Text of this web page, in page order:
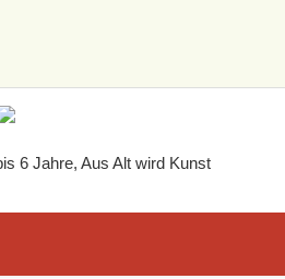
6 Jahre, Aus Alt wird Kunst